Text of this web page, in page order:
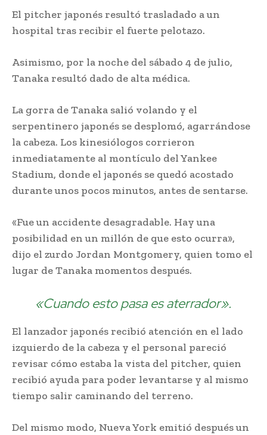
El pitcher japonés resultó trasladado a un
hospital tras recibir el fuerte pelotazo.
Asimismo, por la noche del sábado 4 de julio,
Tanaka resultó dado de alta médica.
La gorra de Tanaka salió volando y el
serpentinero japonés se desplomó, agarrándose
la cabeza. Los kinesiólogos corrieron
inmediatamente al montículo del Yankee
Stadium, donde el japonés se quedó acostado
durante unos pocos minutos, antes de sentarse.
«Fue un accidente desagradable. Hay una
posibilidad en un millón de que esto ocurra»,
dijo el zurdo Jordan Montgomery, quien tomo el
lugar de Tanaka momentos después.
«Cuando esto pasa es aterrador».
El lanzador japonés recibió atención en el lado
izquierdo de la cabeza y el personal pareció
revisar cómo estaba la vista del pitcher, quien
recibió ayuda para poder levantarse y al mismo
tiempo salir caminando del terreno.
Del mismo modo, Nueva York emitió después un